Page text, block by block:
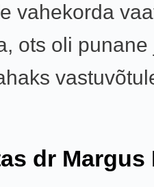
vahekorda
ots oli punane
dr Margus